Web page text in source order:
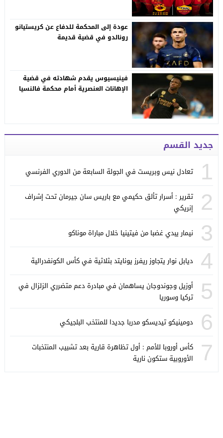
عودة إلى المحكمة للدفاع عن كريستيانو
رونالدو في قضية قديمة
فينيسيوس يقدم شهادته في قضية
الإهانات العنصرية أمام محكمة فالنسيا
جديد القسم
1 تعادل نيس وبريست في الجولة السابعة من الدوري الفرنسي
2
تقرير : أسرار تألق حكيمي مع باريس سان جيرمان تحت إشراف
إنريكي
3 نيمار يبدي غضبا من فيتينيا خلال مباراة موناكو
4 ديابل نوار يتجاوز ريفرز يونايتد بثلاثية في كأس الكونفدرالية
5
أوزيل وجوندوجان يساهمان في مبادرة دعم متضرري الزلزال في
تركيا وسوريا
6 دومينيكو تيديسكو مدربا جديدا للمنتخب البلجيكي
7
كأس أوروبا للأمم : أول تظاهرة قارية بعد تشبيب المنتخبات
الأوروبية ستكون نارية